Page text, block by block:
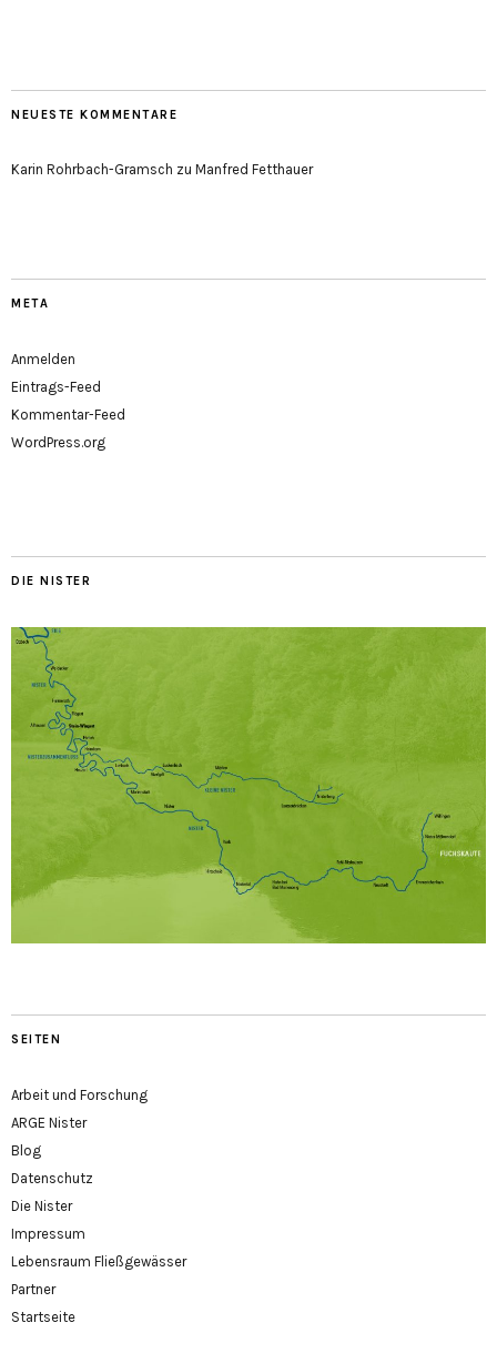
NEUESTE KOMMENTARE
Karin Rohrbach-Gramsch zu Manfred Fetthauer
META
Anmelden
Eintrags-Feed
Kommentar-Feed
WordPress.org
DIE NISTER
SEITEN
Arbeit und Forschung
ARGE Nister
Blog
Datenschutz
Die Nister
Impressum
Lebensraum Fließgewässer
Partner
Startseite